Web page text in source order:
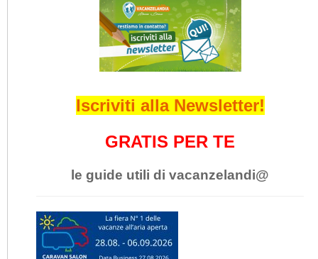
Iscriviti alla Newsletter!
GRATIS PER TE
le guide utili di vacanzelandi@